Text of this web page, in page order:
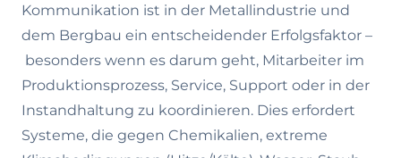
Kommunikation ist in der Metallindustrie und
dem Bergbau ein entscheidender Erfolgsfaktor –
besonders wenn es darum geht, Mitarbeiter im
Produktionsprozess, Service, Support oder in der
Instandhaltung zu koordinieren. Dies erfordert
Systeme, die gegen Chemikalien, extreme